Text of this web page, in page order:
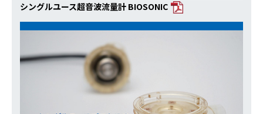
シングルユース超音波流量計 BIOSONIC